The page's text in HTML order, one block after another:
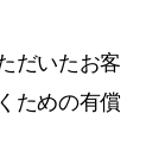
だいたお客
ための有償